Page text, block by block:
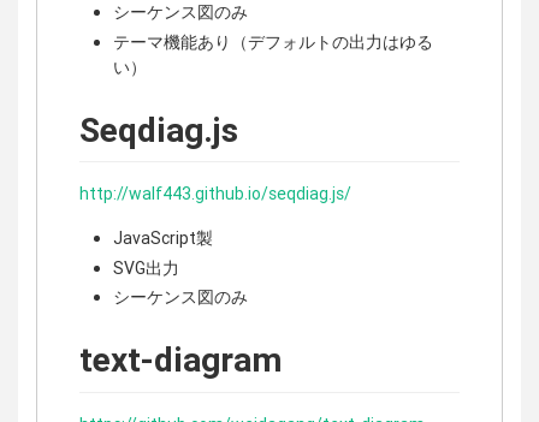
シーケンス図のみ
テーマ機能あり（デフォルトの出力はゆる
い）
Seqdiag.js
http://walf443.github.io/seqdiag.js/
JavaScript製
SVG出力
シーケンス図のみ
text-diagram